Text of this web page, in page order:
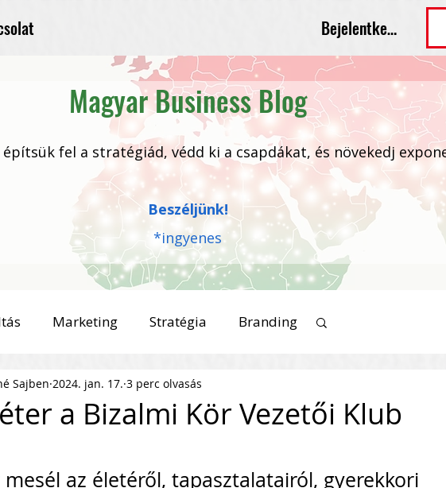
Bejelentkezés
Magyar Business Blog
fel a stratégiád, védd ki a csapdákat, és növekedj
Beszéljünk!
*ingyenes
Marketing Stratégia Branding
Podcast PR HR
a Bizalmi Kör Vezetői Klub
Sajben 2024. jan. 17. 3 perc olvasás
mesél az életéről, tapasztalatairól, gyerekkori